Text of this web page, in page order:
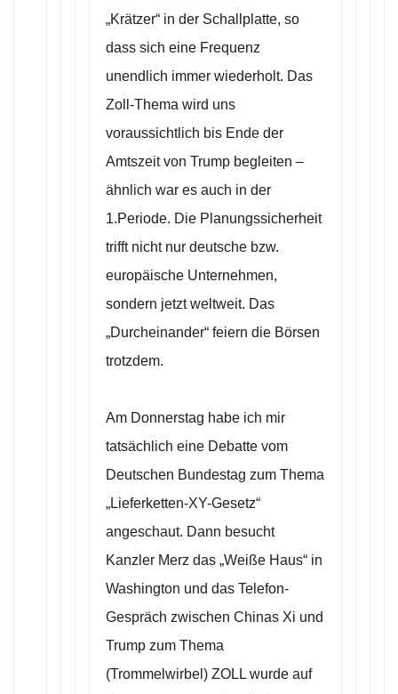
„Krätzer“ in der Schallplatte, so
dass sich eine Frequenz
unendlich immer wiederholt. Das
Zoll-Thema wird uns
voraussichtlich bis Ende der
Amtszeit von Trump begleiten –
ähnlich war es auch in der
1.Periode. Die Planungssicherheit
trifft nicht nur deutsche bzw.
europäische Unternehmen,
sondern jetzt weltweit. Das
„Durcheinander“ feiern die Börsen
trotzdem.
Am Donnerstag habe ich mir
tatsächlich eine Debatte vom
Deutschen Bundestag zum Thema
„Lieferketten-XY-Gesetz“
angeschaut. Dann besucht
Kanzler Merz das „Weiße Haus“ in
Washington und das Telefon-
Gespräch zwischen Chinas Xi und
Trump zum Thema
(Trommelwirbel) ZOLL wurde auf